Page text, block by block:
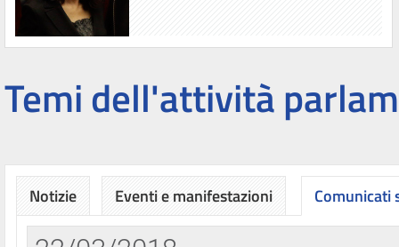
Temi dell'attività
Notizie Eventi e manifestazioni Comunicati